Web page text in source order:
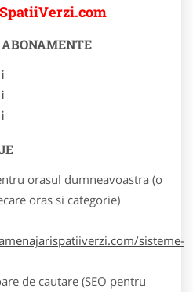
orasul dumneavoastra (o
oras si categorie)
sisteme-
de cautare (SEO pentru